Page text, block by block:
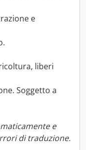
e
liberi
Soggetto a
e
di traduzione.